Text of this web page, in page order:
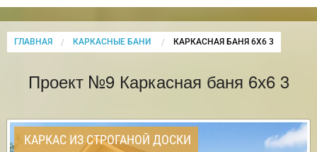
ГЛАВНАЯ КАРКАСНЫЕ БАНИ CURRENT:
КАРКАСНАЯ БАНЯ 6Х6 3
Проект №9 Каркасная баня 6х6 3
КАРКАС ИЗ СТРОГАНОЙ ДОСКИ